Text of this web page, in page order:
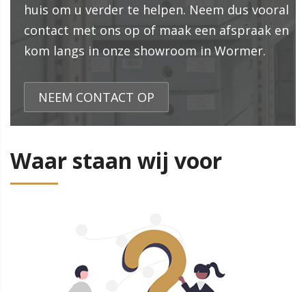
huis om u verder te helpen. Neem dus vooral
contact met ons op of maak een afspraak en
kom langs in onze showroom in Wormer.
NEEM CONTACT OP
Waar staan wij voor